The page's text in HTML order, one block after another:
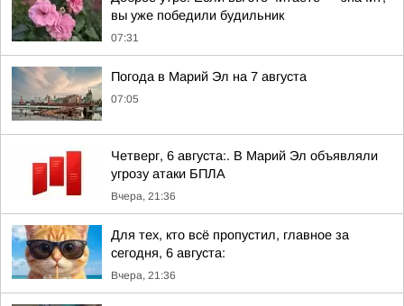
вы уже победили будильник
07:31
Погода в Марий Эл на 7 августа
07:05
Четверг, 6 августа:. В Марий Эл объявляли
угрозу атаки БПЛА
Вчера, 21:36
Для тех, кто всё пропустил, главное за
сегодня, 6 августа:
Вчера, 21:36